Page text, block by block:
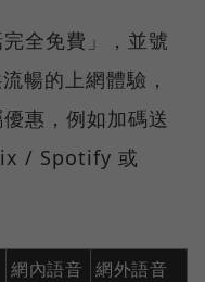
全免費」，並號
暢的上網體驗，
惠，例如加碼送
/ Spotify 或
網內語音 網外語音